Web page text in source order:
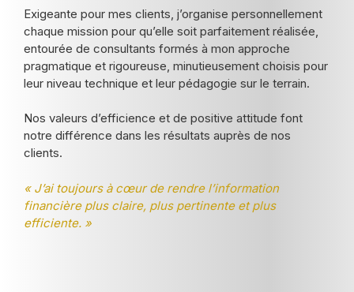
Exigeante pour mes clients, j’organise personnellement
chaque mission pour qu’elle soit parfaitement réalisée,
entourée de consultants formés à mon approche
pragmatique et rigoureuse, minutieusement choisis pour
leur niveau technique et leur pédagogie sur le terrain.
Nos valeurs d’efficience et de positive attitude font
notre différence dans les résultats auprès de nos
clients.
« J’ai toujours à cœur de rendre l’information
financière plus claire, plus pertinente et plus
efficiente. »